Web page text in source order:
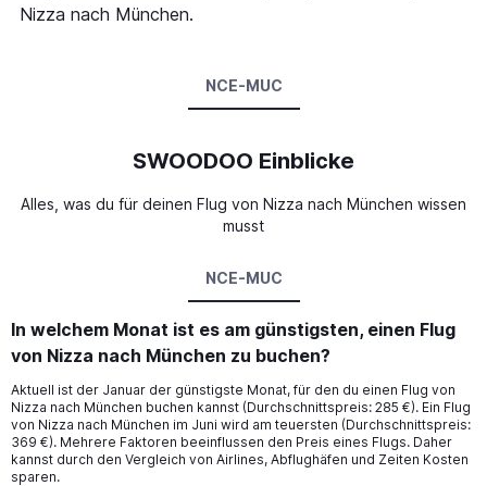
Nizza nach München.
NCE-MUC
SWOODOO Einblicke
Alles, was du für deinen Flug von Nizza nach München wissen
musst
NCE-MUC
In welchem Monat ist es am günstigsten, einen Flug
von Nizza nach München zu buchen?
Aktuell ist der Januar der günstigste Monat, für den du einen Flug von
Nizza nach München buchen kannst (Durchschnittspreis: 285 €). Ein Flug
von Nizza nach München im Juni wird am teuersten (Durchschnittspreis:
369 €). Mehrere Faktoren beeinflussen den Preis eines Flugs. Daher
kannst durch den Vergleich von Airlines, Abflughäfen und Zeiten Kosten
sparen.